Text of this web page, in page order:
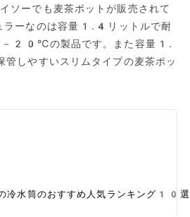
ーでも麦茶ポットが販売されて
ラーなのは容量1.4リットルで耐
20℃の製品です。また容量1.
しやすいスリムタイプの麦茶ポッ
冷水筒のおすすめ人気ランキング10